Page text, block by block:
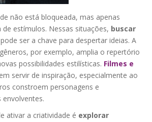
não está bloqueada, mas apenas
estímulos. Nessas situações, buscar
pode ser a chave para despertar ideias. A
por exemplo, amplia o repertório
possibilidades estilísticas. Filmes e
servir de inspiração, especialmente ao
constroem personagens e
ativar a criatividade é explorar